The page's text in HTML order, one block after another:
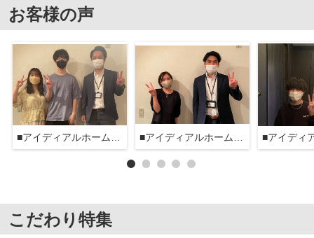
お客様の声
こだわり特集